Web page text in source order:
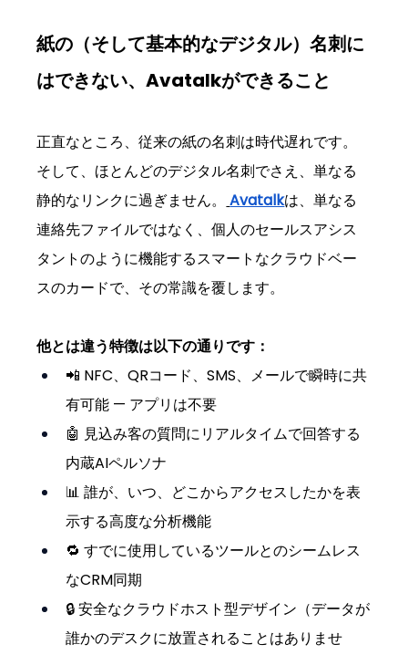
紙の（そして基本的なデジタル）名刺に
はできない、Avatalkができること
正直なところ、従来の紙の名刺は時代遅れです。
そして、ほとんどのデジタル名刺でさえ、単なる
静的なリンクに過ぎません。
Avatalkは、単なる
連絡先ファイルではなく、個人のセールスアシス
タントのように機能するスマートなクラウドベー
スのカードで、その常識を覆します。
他とは違う特徴は以下の通りです：
📲 NFC、QRコード、SMS、メールで瞬時に共
有可能 — アプリは不要
🤖 見込み客の質問にリアルタイムで回答する
内蔵AIペルソナ
📊 誰が、いつ、どこからアクセスしたかを表
示する高度な分析機能
🔁 すでに使用しているツールとのシームレス
なCRM同期
🔒 安全なクラウドホスト型デザイン（データが
誰かのデスクに放置されることはありませ